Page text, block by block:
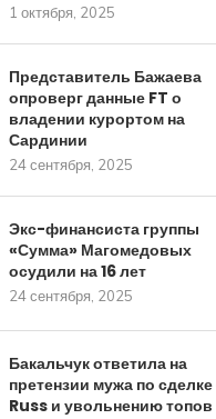
1 октября, 2025
Представитель Бажаева
опроверг данные FT о
владении курортом на
Сардинии
24 сентября, 2025
Экс-финансиста группы
«Сумма» Магомедовых
осудили на 16 лет
24 сентября, 2025
Бакальчук ответила на
претензии мужа по сделке
Russ и увольнению топов